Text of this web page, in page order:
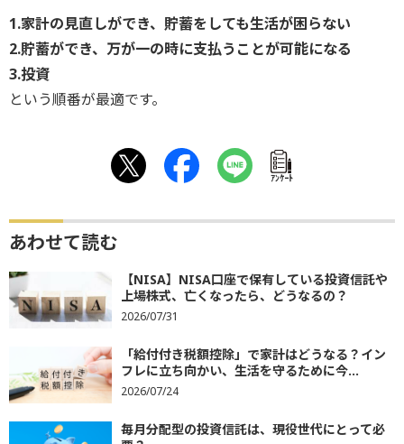
1.家計の見直しができ、貯蓄をしても生活が困らない
2.貯蓄ができ、万が一の時に支払うことが可能になる
3.投資
という順番が最適です。
ｱﾝｹｰﾄ
あわせて読む
【NISA】NISA口座で保有している投資信託や
上場株式、亡くなったら、どうなるの？
2026/07/31
「給付付き税額控除」で家計はどうなる？イン
フレに立ち向かい、生活を守るために今...
2026/07/24
毎月分配型の投資信託は、現役世代にとって必